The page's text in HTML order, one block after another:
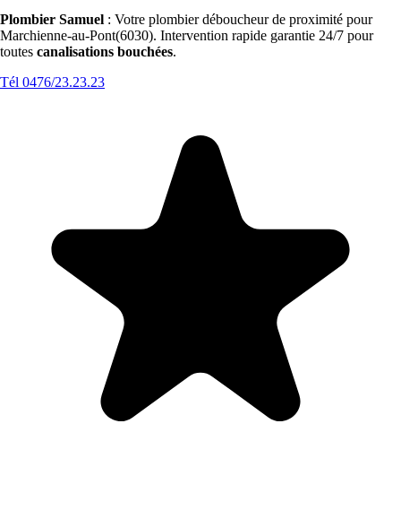
Plombier Samuel : Votre plombier déboucheur de proximité pour
Marchienne-au-Pont(6030). Intervention rapide garantie 24/7 pour
toutes canalisations bouchées.
Tél 0476/23.23.23